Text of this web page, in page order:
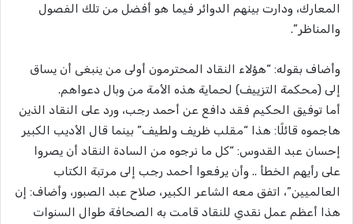
المعارك، ودارت بينهم الدوائر فيما هو أفضل من تلك الفصول
والمناظر”.
وأضاف بقوله: “هؤلاء النقاد المحترمون أولى من ينبغى أن يساق
إلى (محكمة التزييف) لحماية هذه الأمة من وبال دعواهم.
أما توفيق الحكيم فقد دافع عن أحمد رجب، ورد على النقاد الذين
هاجموه قائلًا: هذا “مقلب ظريف ولطيف” بينما قال الأديب الكبير
إحسان عبد القدوس: “كل ما نرجوه من السادة النقاد أن يصروا
على رأيهم الخطأ .. وأن يرفعوا أحمد رجب إلى مرتبة الكتاب
العالميين”، اتفق معه الشاعر الكبير، صلاح عبد الصبور، وأضاف: إن
هذا أعظم عمل نقدي للنقاد قامت به الصحافة طوال السنوات